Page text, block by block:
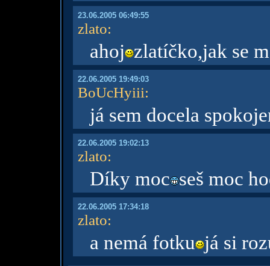
23.06.2005 06:49:55
zlato:
ahoj zlatíčko,jak se
22.06.2005 19:49:03
BoUcHyiii:
já sem docela
22.06.2005 19:02:13
zlato:
Díky moc seš moc
22.06.2005 17:34:18
zlato:
a nemá fotku já si